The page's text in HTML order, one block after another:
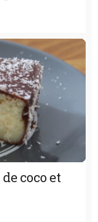
coco et